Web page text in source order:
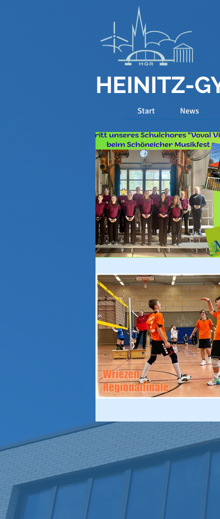
HEINITZ-
Start News